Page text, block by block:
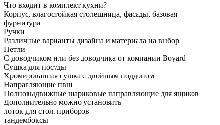
Что входит в комплект кухни?
Корпус, влагостойкая столешница, фасады, базовая
фурнитура.
Ручки
Различные варианты дизайна и материала на выбор
Петли
С доводчиком или без доводчика от компании Boyard
Сушка для посуды
Хромированная сушка с двойным поддоном
Направляющие пвш
Полновыдвижные шариковые направляющие для ящиков
Дополнительно можно установить
лоток для стол. приборов
тандембоксы